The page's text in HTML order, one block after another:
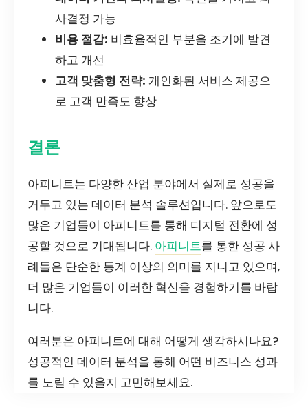
사결정 가능
비용 절감: 비효율적인 부분을 조기에 발견
하고 개선
고객 맞춤형 전략: 개인화된 서비스 제공으
로 고객 만족도 향상
결론
아피니트는 다양한 산업 분야에서 실제로 성공을
거두고 있는 데이터 분석 솔루션입니다. 앞으로도
많은 기업들이 아피니트를 통해 디지털 전환에 성
공할 것으로 기대됩니다. 아피니트를 통한 성공 사
례들은 단순한 통계 이상의 의미를 지니고 있으며,
더 많은 기업들이 이러한 혁신을 경험하기를 바랍
니다.
여러분은 아피니트에 대해 어떻게 생각하시나요?
성공적인 데이터 분석을 통해 어떤 비즈니스 성과
를 노릴 수 있을지 고민해보세요.